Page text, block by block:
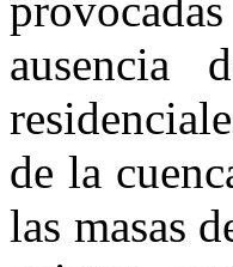
ausencia
de la
las masas